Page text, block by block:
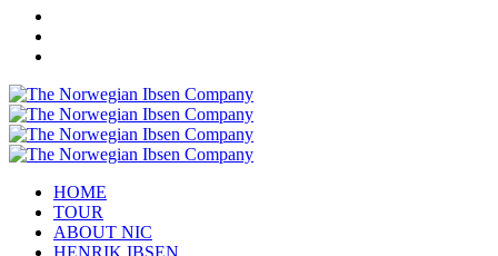
HOME
TOUR
ABOUT NIC
HENRIK IBSEN